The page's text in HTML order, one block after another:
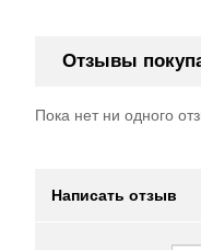
Отзывы
Пока нет ни одного
Написать отзыв